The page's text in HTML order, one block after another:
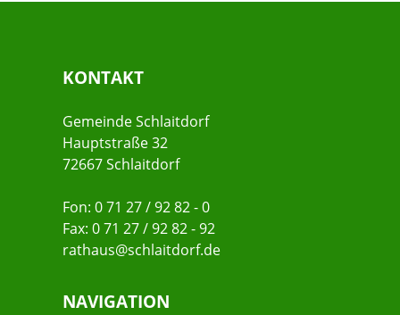
KONTAKT
Gemeinde Schlaitdorf
Hauptstraße 32
72667 Schlaitdorf
Fon: 0 71 27 / 92 82 - 0
Fax: 0 71 27 / 92 82 - 92
rathaus@schlaitdorf.de
NAVIGATION